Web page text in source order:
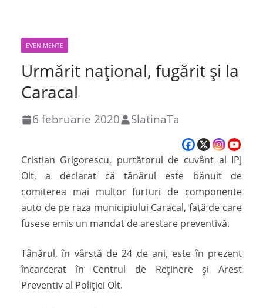
EVENIMENTE
Urmărit naţional, fugărit și la
Caracal
6 februarie 2020 SlatinaTa
Cristian Grigorescu, purtătorul de cuvânt al IPJ
Olt, a declarat că tânărul este bănuit de
comiterea mai multor furturi de componente
auto de pe raza municipiului Caracal, faţă de care
fusese emis un mandat de arestare preventivă.
Tânărul, în vârstă de 24 de ani, este în prezent
încarcerat în Centrul de Reținere și Arest
Preventiv al Poliţiei Olt.